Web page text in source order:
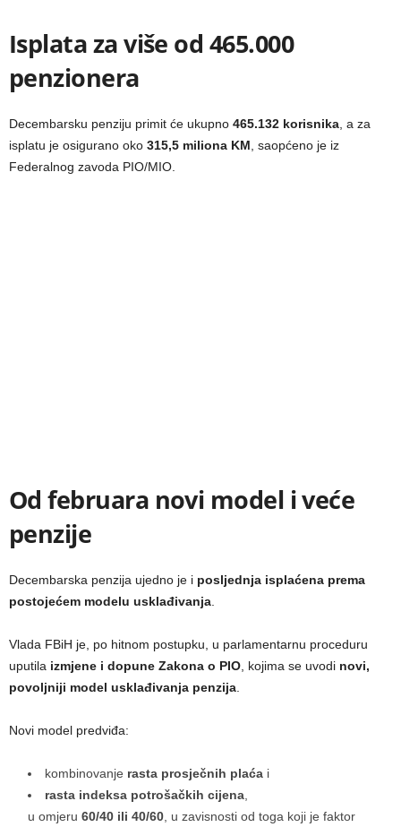
Isplata za više od 465.000
penzionera
Decembarsku penziju primit će ukupno 465.132 korisnika , a za
isplatu je osigurano oko 315,5 miliona KM , saopćeno je iz
Federalnog zavoda PIO/MIO.
Od februara novi model i veće
penzije
Decembarska penzija ujedno je i posljednja isplaćena prema
postojećem modelu usklađivanja
Vlada FBiH je, po hitnom postupku, u parlamentarnu proceduru
uputila izmjene i dopune Zakona o PIO , kojima se uvodi novi,
povoljniji model usklađivanja penzija
Novi model predviđa:
kombinovanje rasta prosječnih plaća i
rasta indeksa potrošačkih cijena
u omjeru 60/40 ili 40/60 , u zavisnosti od toga koji je faktor